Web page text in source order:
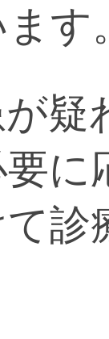
す
疑
に